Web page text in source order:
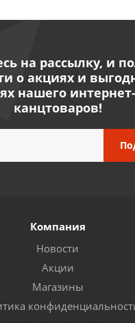
на рассылку, и
о акциях и
нашего
канцтоваров!
Компания
Новости
Акции
Магазины